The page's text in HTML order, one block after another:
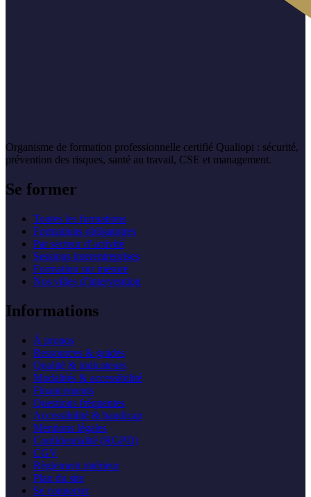
Organisme de formation professionnelle certifié Qualiopi : sécurité,
prévention des risques, santé au travail, CSE et management.
Se former
Toutes les formations
Formations obligatoires
Par secteur d’activité
Sessions interentreprises
Formation sur mesure
Nos villes d’intervention
Informations
À propos
Ressources & guides
Qualité & indicateurs
Modalités & accessibilité
Financements
Questions fréquentes
Accessibilité & handicap
Mentions légales
Confidentialité (RGPD)
CGV
Règlement intérieur
Plan du site
Se connecter